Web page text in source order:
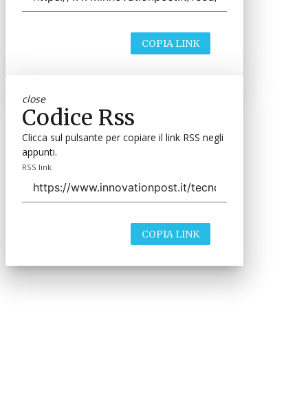
COPIA LINK
close
Codice Rss
Clicca sul pulsante per copiare il link RSS negli
appunti.
RSS link
COPIA LINK